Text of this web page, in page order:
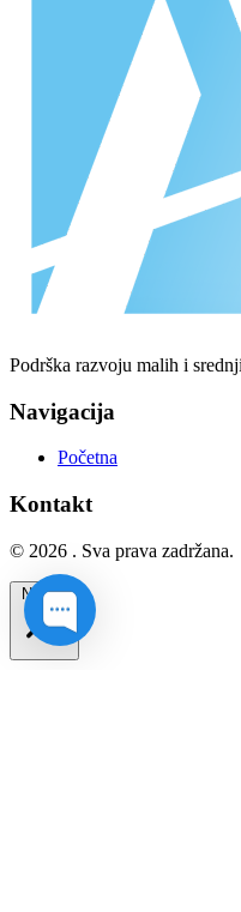
Podrška razvoju malih i
Navigacija
Početna
Kontakt
© 2026 . Sva prava zadržana.
Na vrh